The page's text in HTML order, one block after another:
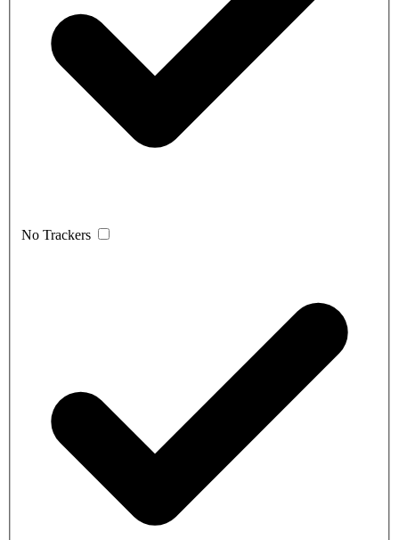
No Trackers